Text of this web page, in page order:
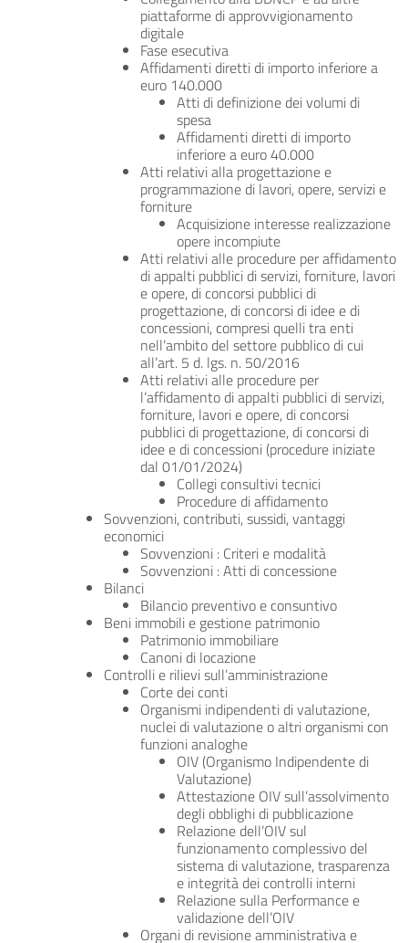
piattaforme di approvvigionamento
digitale
Fase esecutiva
Affidamenti diretti di importo inferiore a
euro 140.000
Atti di definizione dei volumi di
spesa
Affidamenti diretti di importo
inferiore a euro 40.000
Atti relativi alla progettazione e
programmazione di lavori, opere, servizi e
forniture
Acquisizione interesse realizzazione
opere incompiute
Atti relativi alle procedure per affidamento
di appalti pubblici di servizi, forniture, lavori
e opere, di concorsi pubblici di
progettazione, di concorsi di idee e di
concessioni, compresi quelli tra enti
nell’ambito del settore pubblico di cui
all’art. 5 d. lgs. n. 50/2016
Atti relativi alle procedure per
l’affidamento di appalti pubblici di servizi,
forniture, lavori e opere, di concorsi
pubblici di progettazione, di concorsi di
idee e di concessioni (procedure iniziate
dal 01/01/2024)
Collegi consultivi tecnici
Procedure di affidamento
Sovvenzioni, contributi, sussidi, vantaggi
economici
Sovvenzioni : Criteri e modalità
Sovvenzioni : Atti di concessione
Bilanci
Bilancio preventivo e consuntivo
Beni immobili e gestione patrimonio
Patrimonio immobiliare
Canoni di locazione
Controlli e rilievi sull’amministrazione
Corte dei conti
Organismi indipendenti di valutazione,
nuclei di valutazione o altri organismi con
funzioni analoghe
OIV (Organismo Indipendente di
Valutazione)
Attestazione OIV sull’assolvimento
degli obblighi di pubblicazione
Relazione dell’OIV sul
funzionamento complessivo del
sistema di valutazione, trasparenza
e integrità dei controlli interni
Relazione sulla Performance e
validazione dell’OIV
Organi di revisione amministrativa e